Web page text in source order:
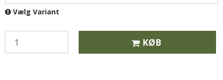
Vælg Variant
KØB